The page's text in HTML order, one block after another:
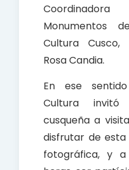
Monumentos
Cultura Cusco,
Rosa Candia.
En ese
Cultura
cusqueña a
disfrutar de
fotográfica, y